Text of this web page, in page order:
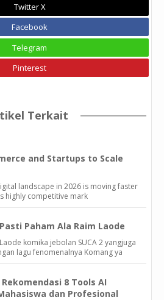
Twitter X
Facebook
Telegram
Pinterest
Terkait
and Startups to Scale
landscape in 2026 is moving faster
highly competitive mark
Paham Ala Raim Laode
komika jebolan SUCA 2 yangjuga
lagu fenomenalnya Komang ya
8 Tools AI
dan Profesional